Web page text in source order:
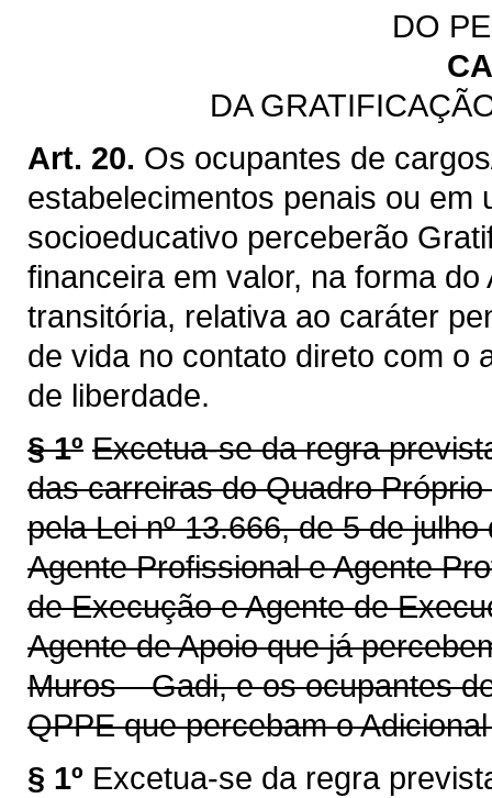
DO
DA
Art. 20. Os ocupantes de
estabelecimentos penais ou em
socioeducativo perceberão
financeira em valor, na forma
transitória, relativa ao caráter
de vida no contato direto com o
de liberdade.
§ 1º Excetua-se da regra
das carreiras do Quadro
pela Lei nº 13.666, de 5 de
Agente Profissional e Agente
de Execução e Agente de
Agente de Apoio que já
Muros – Gadi, e os ocupantes
QPPE que percebam o
§ 1º Excetua-se da regra